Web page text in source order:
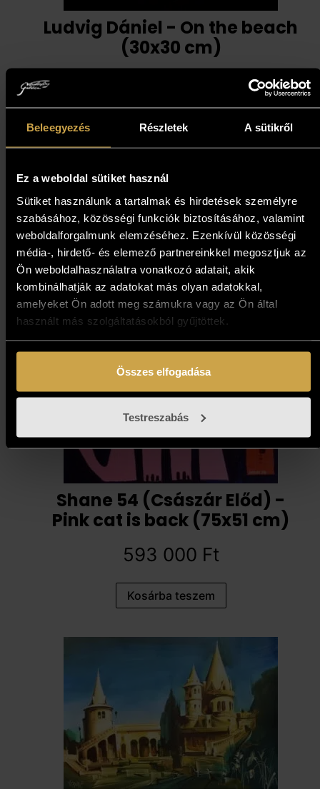
Beleegyezés Részletek A sütikről
Ez a weboldal sütiket használ
Sütiket használunk a tartalmak és hirdetések személyre
szabásához, közösségi funkciók biztosításához, valamint
weboldalforgalmunk elemzéséhez. Ezenkívül közösségi
média-, hirdető- és elemező partnereinkkel megosztjuk az
Ön weboldalhasználatra vonatkozó adatait, akik
kombinálhatják az adatokat más olyan adatokkal,
amelyeket Ön adott meg számukra vagy az Ön által
használt más szolgáltatásokból gyűjtöttek.
Összes elfogadása
Testreszabás
Ludvig Dániel - On the beach
(30x30 cm)
Kosárba teszem
Shane 54 (Császár Előd) -
Pink cat is back (75x51 cm)
593 000 Ft
Kosárba teszem